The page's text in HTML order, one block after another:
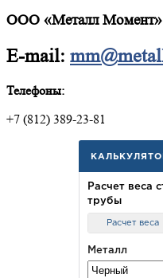
ООО «Металл Момент»
E-mail:
Телефоны:
+7 (812) 389-23-81